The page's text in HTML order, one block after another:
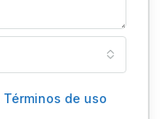
Términos de uso